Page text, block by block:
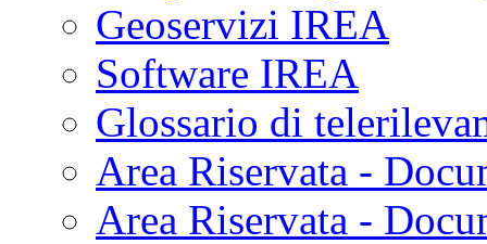
Geoservizi IREA
Software IREA
Glossario di
Area Riservata -
Area Riservata -